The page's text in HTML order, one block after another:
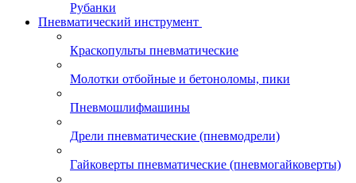
Рубанки
Пневматический инструмент
Краскопульты пневматические
Молотки отбойные и бетоноломы, пики
Пневмошлифмашины
Дрели пневматические (пневмодрели)
Гайковерты пневматические (пневмогайковерты)